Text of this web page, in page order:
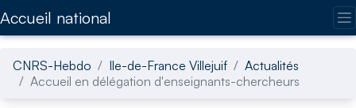
Accueil national
CNRS-Hebdo Ile-de-France Villejuif
Actualités
Accueil en délégation d'enseignants-chercheurs